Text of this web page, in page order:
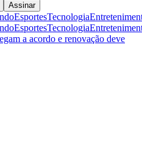
Assinar
EsportesTecnologia
EsportesTecnologia
a acordo e renovação deve